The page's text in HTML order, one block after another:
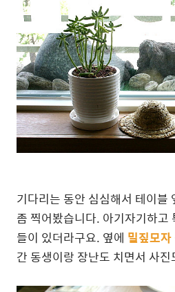
기다리는 동안 심심해서 테이블
좀 찍어봤습니다. 아기자기하고
들이 있더라구요. 옆에 밀짚모자
간 동생이랑 장난도 치면서 사